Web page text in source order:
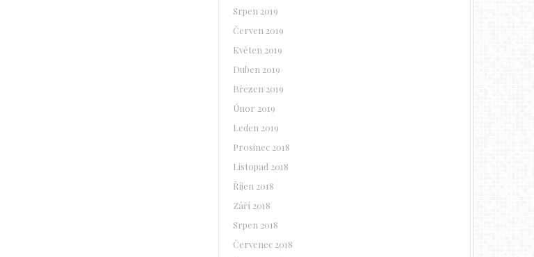
Srpen 2019
Červen 2019
Květen 2019
Duben 2019
Březen 2019
Únor 2019
Leden 2019
Prosinec 2018
Listopad 2018
Říjen 2018
Září 2018
Srpen 2018
Červenec 2018